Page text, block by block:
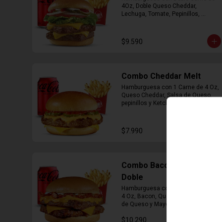
4Oz, Doble Queso Cheddar,
Lechuga, Tomate, Pepinillos,
$9.590
Combo Cheddar Melt
Hamburguesa con 1 Carne de 4 Oz,
Queso Cheddar, Salsa de Queso,
pepinillos y Ketchup, Papas Fritas
$7.990
Combo Bacon Cheddar
Doble
Hamburguesa con Doble Carne de
4 Oz, Bacon, Queso Cheddar, Salsa
de Queso y Mayonesa, Papas Fritas
$10.290